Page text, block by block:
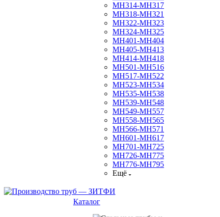
МН314-МН317
МН318-МН321
МН322-МН323
МН324-МН325
МН401-МН404
МН405-МН413
МН414-МН418
МН501-МН516
МН517-МН522
МН523-МН534
МН535-МН538
МН539-МН548
МН549-МН557
МН558-МН565
МН566-МН571
МН601-МН617
МН701-МН725
МН726-МН775
МН776-МН795
Ещё
Каталог